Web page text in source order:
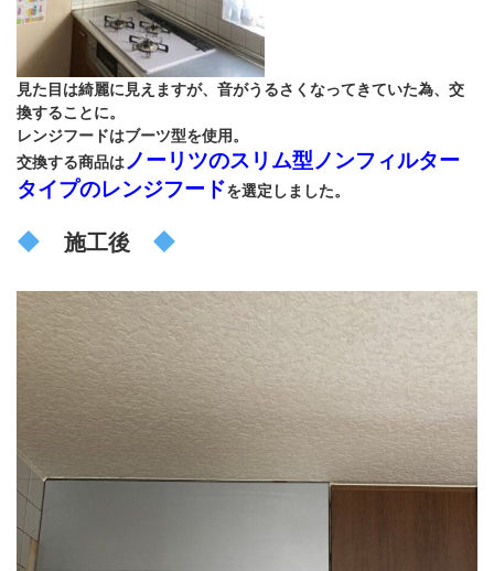
見た目は綺麗に見えますが、音がうるさくなってきていた為、交
換することに。
レンジフードはブーツ型を使用。
交換する商品はノーリツのスリム型ノンフィルター
タイプのレンジフードを選定しました。
施工後